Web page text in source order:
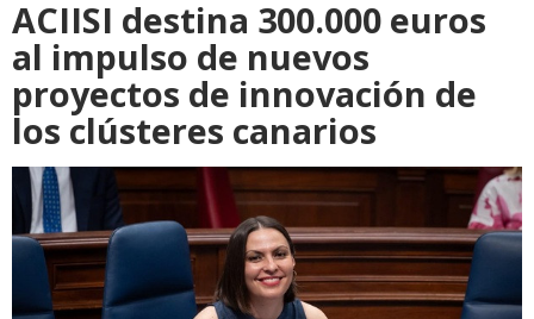
ACIISI destina 300.000 euros
al impulso de nuevos
proyectos de innovación de
los clústeres canarios